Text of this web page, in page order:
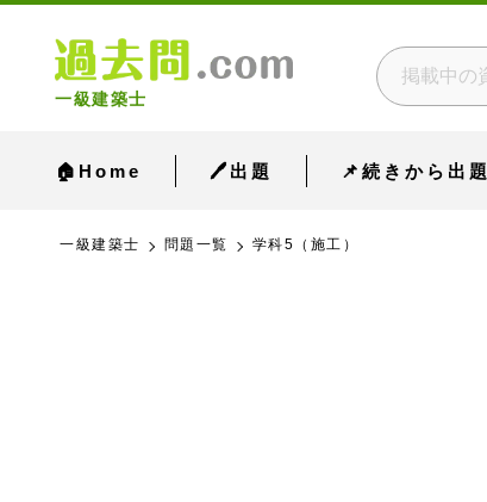
一級建築士
🏠Home 🖊出題 📌続きから出題
一級建築士 問題一覧 学科5（施工）